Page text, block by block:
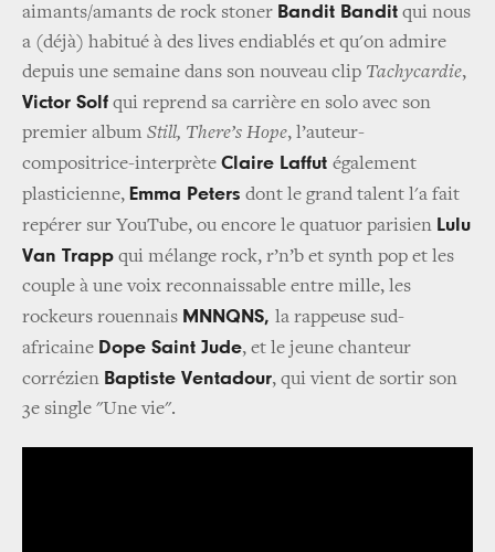
aimants/amants de rock stoner Bandit Bandit qui nous
a (déjà) habitué à des lives endiablés et qu'on admire
depuis une semaine dans son nouveau clip Tachycardie,
Victor Solf qui reprend sa carrière en solo avec son
premier album Still, There’s Hope, l’auteur-
compositrice-interprète Claire Laffut également
plasticienne, Emma Peters dont le grand talent l'a fait
repérer sur YouTube, ou encore le quatuor parisien Lulu
Van Trapp qui mélange rock, r’n’b et synth pop et les
couple à une voix reconnaissable entre mille, les
rockeurs rouennais MNNQNS, la rappeuse sud-
africaine Dope Saint Jude, et le jeune chanteur
corrézien Baptiste Ventadour, qui vient de sortir son
3e single "Une vie".